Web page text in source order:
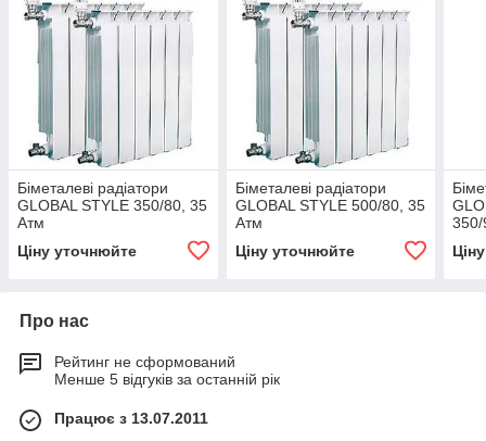
Біметалеві радіатори
GLOBAL STYLE 350/80, 35
Атм
Ціну уточнюйте
Біметалеві радіатори
GLOBAL STYLE 500/80, 35
Атм
Ціну уточнюйте
Про нас
Рейтинг не сформований
Менше 5 відгуків за останній рік
Працює з 13.07.2011